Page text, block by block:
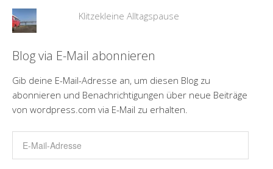
Klitzekleine Alltagspause
Blog via E-Mail abonnieren
Gib deine E-Mail-Adresse an, um diesen Blog zu
abonnieren und Benachrichtigungen über neue Beiträge
von wordpress.com via E-Mail zu erhalten.
Mail-